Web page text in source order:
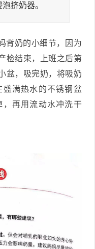
挤奶器。
背奶的小细节，因为
检结束，上班之后第
盆，吸完奶，将吸奶
满热水的不锈钢盆
，再用流动水冲洗干